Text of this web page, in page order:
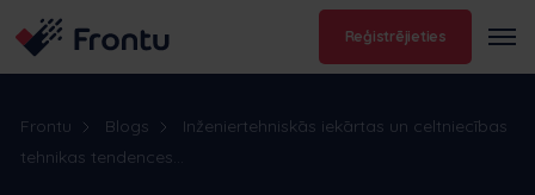
Reģistrējieties
Frontu Blogs
Inženiertehniskās iekārtas un celtniecības
tehnikas tendences...